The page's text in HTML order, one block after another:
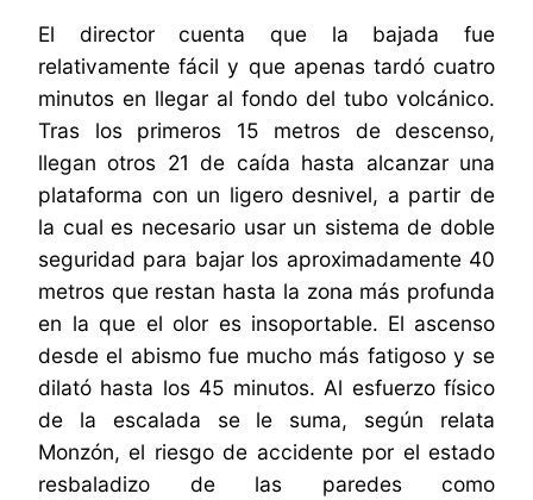
El director cuenta que la bajada fue
relativamente fácil y que apenas tardó cuatro
minutos en llegar al fondo del tubo volcánico.
Tras los primeros 15 metros de descenso,
llegan otros 21 de caída hasta alcanzar una
plataforma con un ligero desnivel, a partir de
la cual es necesario usar un sistema de doble
seguridad para bajar los aproximadamente 40
metros que restan hasta la zona más profunda
en la que el olor es insoportable. El ascenso
desde el abismo fue mucho más fatigoso y se
dilató hasta los 45 minutos. Al esfuerzo físico
de la escalada se le suma, según relata
Monzón, el riesgo de accidente por el estado
resbaladizo de las paredes como